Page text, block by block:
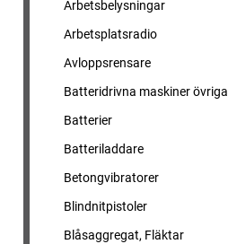
Arbetsbelysningar
Arbetsplatsradio
Avloppsrensare
Batteridrivna maskiner övriga
Batterier
Batteriladdare
Betongvibratorer
Blindnitpistoler
Blåsaggregat, Fläktar